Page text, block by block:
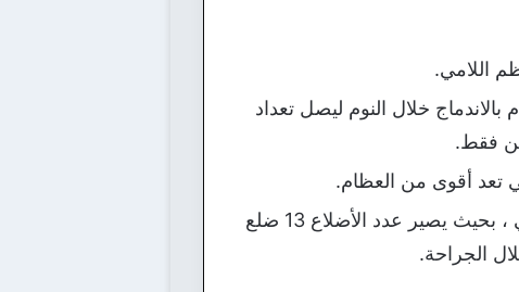
اللامي.
خلال النوم ليصل تعداد
فقط.
تعد أقوى من العظام.
هل تعلم بأن نحو واحد بالمائة من البشر يولدون بضلع إضافي يطلق عليه الضلع العنقي ، بحيث يصير عدد الأضلاع 13 ضلع